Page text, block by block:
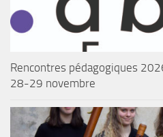
Rencontres pédagogiques
28-29 novembre